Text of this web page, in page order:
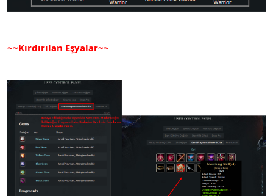
~~Kırdırılan Eşyalar~~